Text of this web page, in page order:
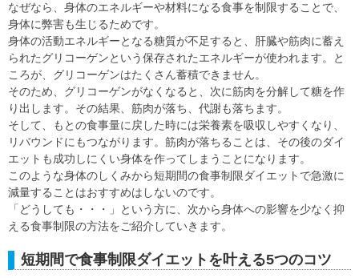
なぜなら、身体のエネルギーや材料になる食事を制限することで、
身体に弊害も生じるためです。
身体の活動エネルギーとなる糖質が不足すると、肝臓や筋肉に蓄え
られたグリコーゲンという保存されたエネルギーが使われます。と
ころが、グリコーゲンはたくさん蓄積できません。
そのため、グリコーゲンがなくなると、次に筋肉を分解して糖を作
り出します。その結果、筋肉が落ち、代謝も落ちます。
そして、もとの食事量に戻した時には栄養素を吸収しやすくなり、
リバウンドにもつながります。筋肉が落ちることは、その後のダイ
エットも成功しにくい身体を作ってしまうことになります。
このような身体のしくみから短期間の食事制限ダイエットで急激に
減量することはおすすめはしないのです。
「どうしても・・・」という方に、次から身体への影響を少なく抑
える食事制限の方法をご紹介していきます。
短期間で食事制限ダイエットを叶える5つのコツ